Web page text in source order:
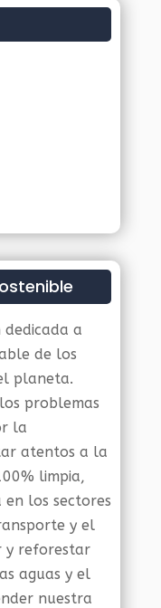
dedicada a
de los
planeta.
problemas
la
atentos a la
limpia,
en los sectores
y el
y reforestar
aguas y el
nuestra